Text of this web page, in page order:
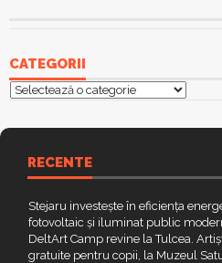
CATEGORII
Categorii
RECENTE
Stejaru investește în eficiența
fotovoltaic și iluminat public
DeltArt Camp revine la Tulcea.
gratuite pentru copii, la Muzeul